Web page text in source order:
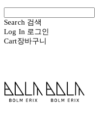
Search 검색
Log In 로그인
Cart장바구니